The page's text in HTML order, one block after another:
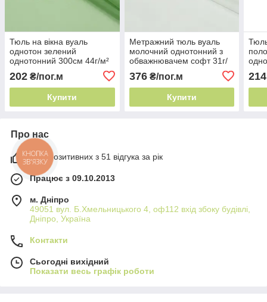
Тюль на вікна вуаль
однотон зелений
однотонний 300см 44г/м²
Китай м'яко драпірується
фалдами
202 ₴/пог.м
Купити
Метражний тюль вуаль
молочний однотонний з
обважнювачем софт 31г/
фалдами
376₴/пог.м
Купити
м²
214
Про нас
98% позитивних з 51 відгука за рік
Працює з 09.10.2013
м. Дніпро
49051 вул. Б.Хмельницького 4, оф112 вхід збоку будівлі,
Дніпро, Україна
Контакти
Сьогодні вихідний
Показати весь графік роботи
КНОПКА
ЗВ'ЯЗКУ